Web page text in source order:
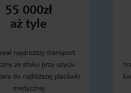
55 000zł
aż tyle
najdroższy transport
ze stoku przy użyciu
do najbliższej placówki
medycznej